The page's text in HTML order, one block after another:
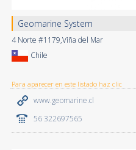
Geomarine System
4 Norte #1179,Viña del Mar
Chile
Para aparecer en este listado haz clic
www.geomarine.cl
56 322697565